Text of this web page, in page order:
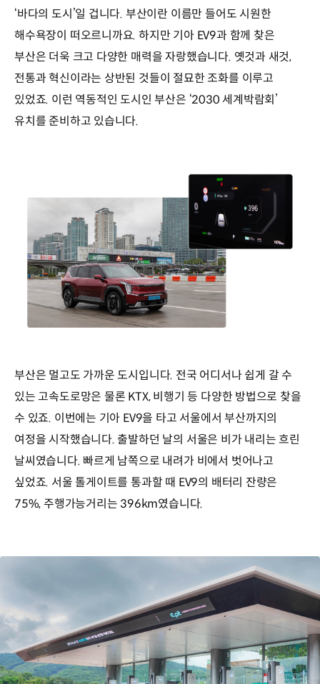
‘바다의 도시’일 겁니다. 부산이란 이름만 들어도 시원한
해수욕장이 떠오르니까요. 하지만 기아 EV9과 함께 찾은
부산은 더욱 크고 다양한 매력을 자랑했습니다. 옛것과 새것,
전통과 혁신이라는 상반된 것들이 절묘한 조화를 이루고
있었죠. 이런 역동적인 도시인 부산은 ‘2030 세계박람회’
유치를 준비하고 있습니다.
부산은 멀고도 가까운 도시입니다. 전국 어디서나 쉽게 갈 수
있는 고속도로망은 물론 KTX, 비행기 등 다양한 방법으로 찾을
수 있죠. 이번에는 기아 EV9을 타고 서울에서 부산까지의
여정을 시작했습니다. 출발하던 날의 서울은 비가 내리는 흐린
날씨였습니다. 빠르게 남쪽으로 내려가 비에서 벗어나고
싶었죠. 서울 톨게이트를 통과할 때 EV9의 배터리 잔량은
75%, 주행가능거리는 396km였습니다.